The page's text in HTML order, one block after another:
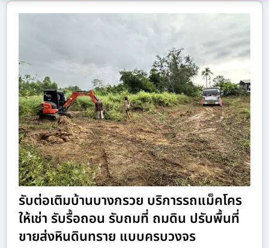
รับต่อเติมบ้านบางกรวย บริการรถแม็คโคร
ให้เช่า รับรื้อถอน รับถมที่ ถมดิน ปรับพื้นที่
ขายส่งหินดินทราย แบบครบวงจร